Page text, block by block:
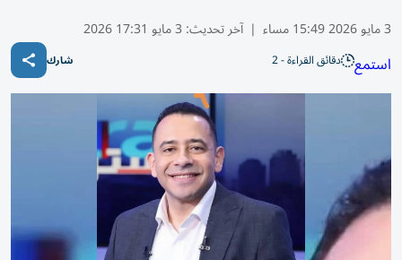
3 مايو 2026 15:49 مساء | آخر تحديث: 3 مايو 17:31 2026
استمع دقائق القراءة - 2 شارك